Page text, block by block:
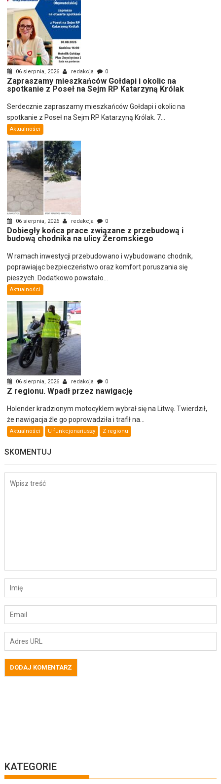
06 sierpnia, 2026 redakcja 0
Zapraszamy mieszkańców Gołdapi i okolic na
spotkanie z Poseł na Sejm RP Katarzyną Królak
Serdecznie zapraszamy mieszkańców Gołdapi i okolic na
spotkanie z Poseł na Sejm RP Katarzyną Królak. 7...
Aktualności
06 sierpnia, 2026 redakcja 0
Dobiegły końca prace związane z przebudową i
budową chodnika na ulicy Żeromskiego
W ramach inwestycji przebudowano i wybudowano chodnik,
poprawiając bezpieczeństwo oraz komfort poruszania się
pieszych. Dodatkowo powstało...
Aktualności
06 sierpnia, 2026 redakcja 0
Z regionu. Wpadł przez nawigację
Holender kradzionym motocyklem wybrał się na Litwę. Twierdził,
że nawigacja źle go poprowadziła i trafił na...
Aktualności U funkcjonariuszy Z regionu
SKOMENTUJ
KATEGORIE